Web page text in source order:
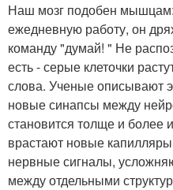
Наш мозг подобен
ежедневную работу, он
команду "думай! " Не
есть - серые клеточки
слова. Ученые описывают
новые синапсы между
становится толще и более
врастают новые
нервные сигналы,
между отдельными